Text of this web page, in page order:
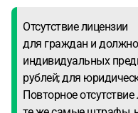
Отсутствие лицензии
для граждан и
индивидуальных
рублей; для
Повторное отсутствие